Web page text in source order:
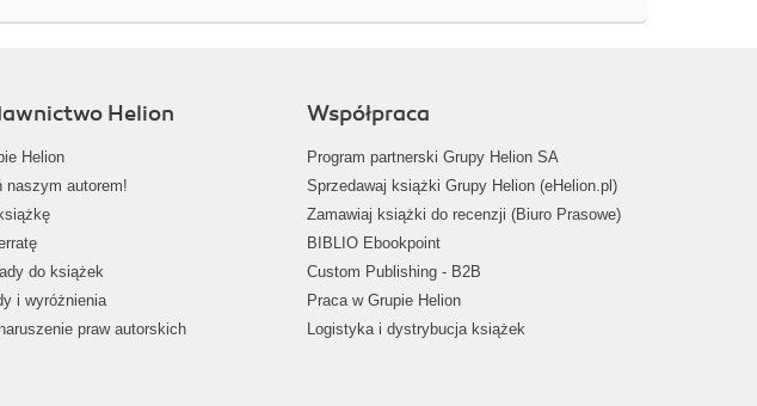
Helion
Helion
naszym autorem!
do książek
i wyróżnienia
praw autorskich
Współpraca
Program partnerski Grupy Helion SA
Sprzedawaj książki Grupy Helion (eHelion.pl)
Zamawiaj książki do recenzji (Biuro Prasowe)
BIBLIO Ebookpoint
Custom Publishing - B2B
Praca w Grupie Helion
Logistyka i dystrybucja książek